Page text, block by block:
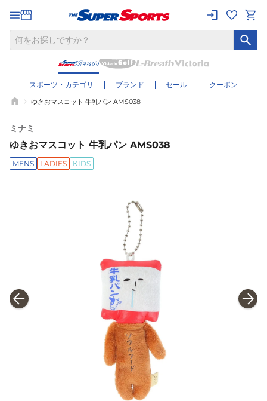
スポーツ・カテゴリ ブランド セール クーポン
ゆきおマスコット 牛乳パン AMS038
ミナミ
ゆきおマスコット 牛乳パン AMS038
MENS LADIES KIDS